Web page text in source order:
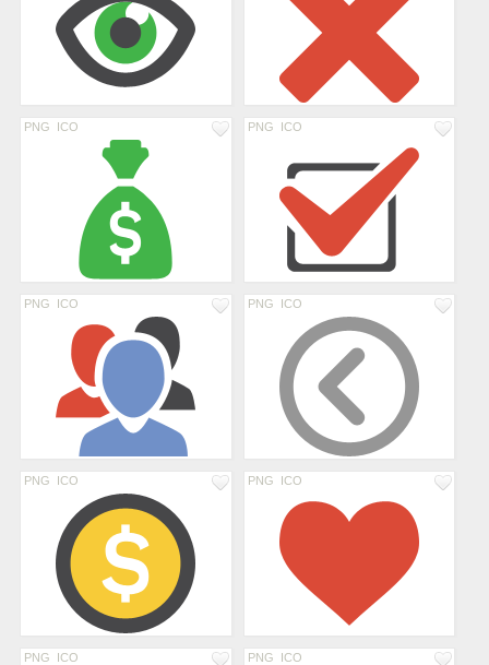
PNG ICO PNG ICO
PNG ICO PNG ICO
PNG ICO PNG ICO
PNG ICO PNG ICO